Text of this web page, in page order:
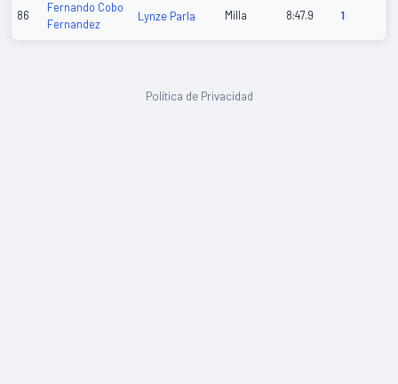
86
Fernando Cobo
Fernandez
Lynze Parla Milla 8:47.9 1
Política de Privacidad